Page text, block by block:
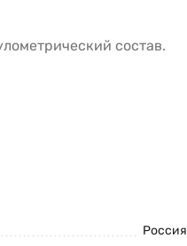
состав.
Россия